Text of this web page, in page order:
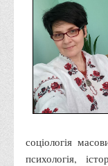
Етапи вступної
Перелік
Перелік
Обсяги
Розклади
Розмір плати
Приймальна
соціологія
психологія,